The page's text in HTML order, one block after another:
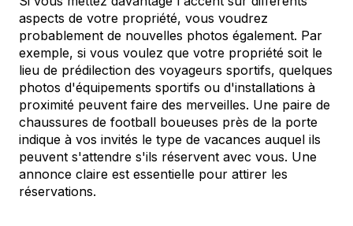
aspects de votre propriété, vous voudrez
probablement de nouvelles photos également. Par
exemple, si vous voulez que votre propriété soit le
lieu de prédilection des voyageurs sportifs, quelques
photos d'équipements sportifs ou d'installations à
proximité peuvent faire des merveilles. Une paire de
chaussures de football boueuses près de la porte
indique à vos invités le type de vacances auquel ils
peuvent s'attendre s'ils réservent avec vous. Une
annonce claire est essentielle pour attirer les
réservations.